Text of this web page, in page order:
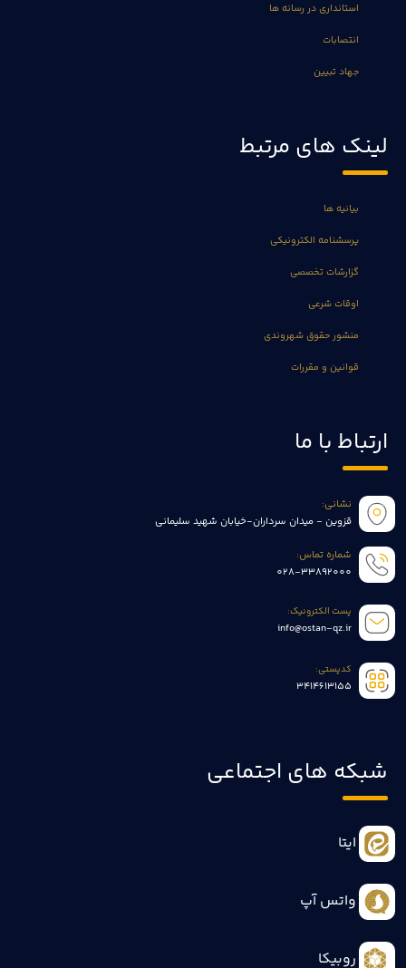
استانداری در رسانه ها
انتصابات
جهاد تبیین
لینک های مرتبط
بیانیه ها
پرسشنامه الکترونیکی
گزارشات تخصصی
اوقات شرعی
منشور حقوق شهروندی
قوانین و مقررات
ارتباط با ما
نشانی:
قزوین - میدان سرداران-خیابان شهید سلیمانی
شماره تماس:
028-33892000
پست الکترونیک:
info@ostan-qz.ir
کدپستی:
3414613155
شبکه های اجتماعی
ایتا
واتس آپ
روبیکا